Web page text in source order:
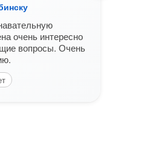
очень интересно
вопросы. Очень